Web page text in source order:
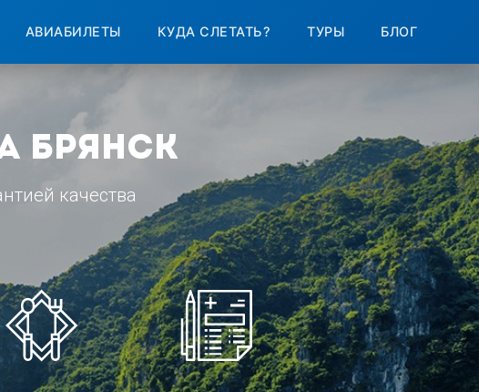
АВИАБИЛЕТЫ КУДА СЛЕТАТЬ? ТУРЫ БЛОГ
Брянск
качества